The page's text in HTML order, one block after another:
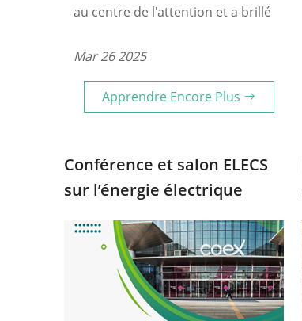
au centre de l'attention et a brillé
son service attentionné.
Mar 26 2025
Apprendre Encore Plus
Conférence et salon ELECS
sur l’énergie électrique